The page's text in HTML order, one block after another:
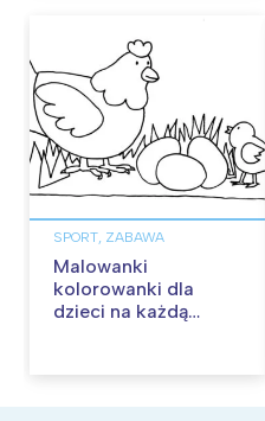
SPORT, ZABAWA
Malowanki
kolorowanki dla
dzieci na każdą